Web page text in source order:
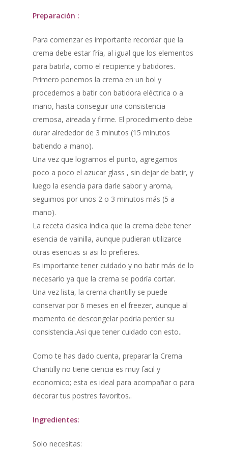
Preparación :
Para comenzar es importante recordar que la
crema debe estar fría, al igual que los elementos
para batirla, como el recipiente y batidores.
Primero ponemos la crema en un bol y
procedemos a batir con batidora eléctrica o a
mano, hasta conseguir una consistencia
cremosa, aireada y firme. El procedimiento debe
durar alrededor de 3 minutos (15 minutos
batiendo a mano).
Una vez que logramos el punto, agregamos
poco a poco el azucar glass , sin dejar de batir, y
luego la esencia para darle sabor y aroma,
seguimos por unos 2 o 3 minutos más (5 a
mano).
La receta clasica indica que la crema debe tener
esencia de vainilla, aunque pudieran utilizarce
otras esencias si asi lo prefieres.
Es importante tener cuidado y no batir más de lo
necesario ya que la crema se podría cortar.
Una vez lista, la crema chantilly se puede
conservar por 6 meses en el freezer, aunque al
momento de descongelar podria perder su
consistencia..Asi que tener cuidado con esto..
Como te has dado cuenta, preparar la Crema
Chantilly no tiene ciencia es muy facil y
economico; esta es ideal para acompañar o para
decorar tus postres favoritos..
Ingredientes:
Solo necesitas: